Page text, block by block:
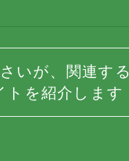
いが、関連する
トを紹介します